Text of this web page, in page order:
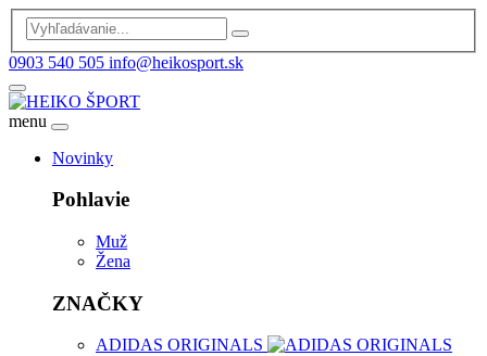
0903 540 505 info@heikosport.sk
menu
Novinky
Pohlavie
Muž
Žena
ZNAČKY
ADIDAS ORIGINALS